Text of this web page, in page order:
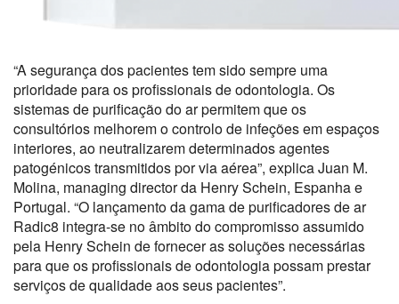
“A segurança dos pacientes tem sido sempre uma
prioridade para os profissionais de odontologia. Os
sistemas de purificação do ar permitem que os
consultórios melhorem o controlo de infeções em espaços
interiores, ao neutralizarem determinados agentes
patogénicos transmitidos por via aérea”, explica Juan M.
Molina, managing director da Henry Schein, Espanha e
Portugal. “O lançamento da gama de purificadores de ar
Radic8 integra-se no âmbito do compromisso assumido
pela Henry Schein de fornecer as soluções necessárias
para que os profissionais de odontologia possam prestar
serviços de qualidade aos seus pacientes”.